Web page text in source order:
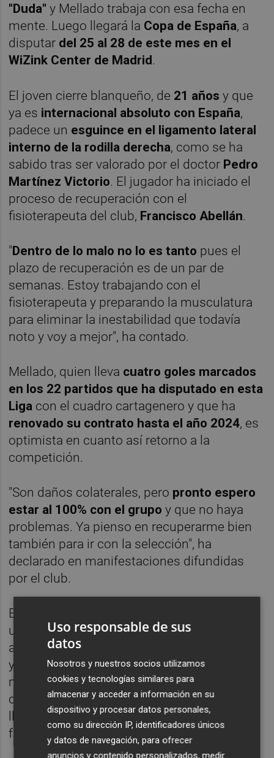
"Duda" y Mellado trabaja con esa fecha en
mente. Luego llegará la Copa de España, a
disputar del 25 al 28 de este mes en el
WiZink Center de Madrid.
El joven cierre blanqueño, de 21 años y que
ya es internacional absoluto con España,
padece un esguince en el ligamento lateral
interno de la rodilla derecha, como se ha
sabido tras ser valorado por el doctor Pedro
Martínez Victorio. El jugador ha iniciado el
proceso de recuperación con el
fisioterapeuta del club, Francisco Abellán.
"Dentro de lo malo no lo es tanto pues el
plazo de recuperación es de un par de
semanas. Estoy trabajando con el
fisioterapeuta y preparando la musculatura
para eliminar la inestabilidad que todavía
noto y voy a mejor", ha contado.
Mellado, quien lleva cuatro goles marcados
en los 22 partidos que ha disputado en esta
Liga con el cuadro cartagenero y que ha
renovado su contrato hasta el año 2024, es
optimista en cuanto así retorno a la
competición.
"Son daños colaterales, pero pronto espero
estar al 100% con el grupo y que no haya
problemas. Ya pienso en recuperarme bien
también para ir con la selección", ha
declarado en manifestaciones difundidas
por el club.
El murciano, al margen de esta lesión, vive
un momento dulce, como él mismo ha
admitido: "Estamos arriba en la clasificación
y fui nominado a mejor jugador joven del
mundo, Duda me está dando mucha
confianza y muchos minutos, recibí la
llamada del seleccionador y pude jugar en la
fase de clasificación del Europeo".
Uso responsable de sus
datos
Nosotros y nuestros socios utilizamos
cookies y tecnologías similares para
almacenar y acceder a información en su
dispositivo y procesar datos personales,
como su dirección IP, identificadores únicos
y datos de navegación, para ofrecer
anuncios y contenido personalizados, medir